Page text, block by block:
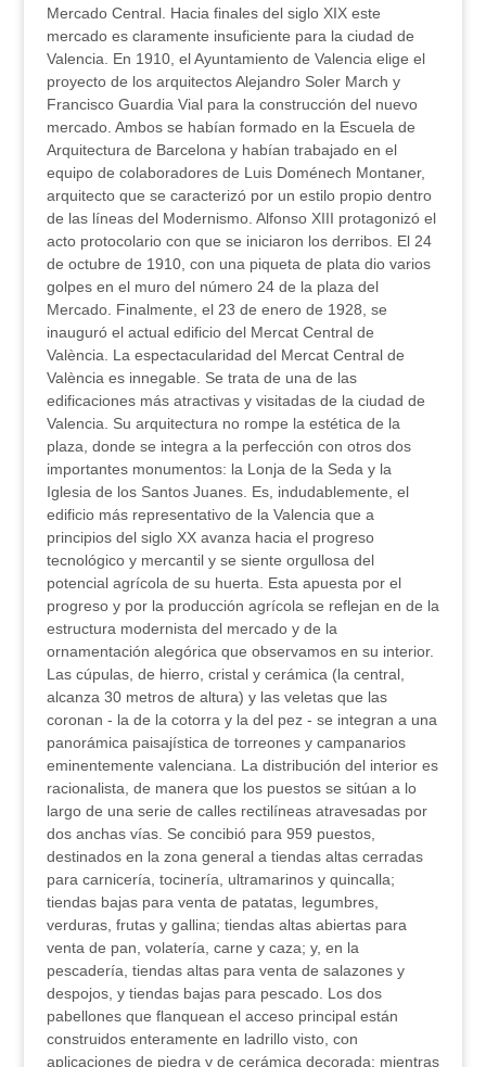
Mercado Central. Hacia finales del siglo XIX este
mercado es claramente insuficiente para la ciudad de
Valencia. En 1910, el Ayuntamiento de Valencia elige el
proyecto de los arquitectos Alejandro Soler March y
Francisco Guardia Vial para la construcción del nuevo
mercado. Ambos se habían formado en la Escuela de
Arquitectura de Barcelona y habían trabajado en el
equipo de colaboradores de Luis Doménech Montaner,
arquitecto que se caracterizó por un estilo propio dentro
de las líneas del Modernismo. Alfonso XIII protagonizó el
acto protocolario con que se iniciaron los derribos. El 24
de octubre de 1910, con una piqueta de plata dio varios
golpes en el muro del número 24 de la plaza del
Mercado. Finalmente, el 23 de enero de 1928, se
inauguró el actual edificio del Mercat Central de
València. La espectacularidad del Mercat Central de
València es innegable. Se trata de una de las
edificaciones más atractivas y visitadas de la ciudad de
Valencia. Su arquitectura no rompe la estética de la
plaza, donde se integra a la perfección con otros dos
importantes monumentos: la Lonja de la Seda y la
Iglesia de los Santos Juanes. Es, indudablemente, el
edificio más representativo de la Valencia que a
principios del siglo XX avanza hacia el progreso
tecnológico y mercantil y se siente orgullosa del
potencial agrícola de su huerta. Esta apuesta por el
progreso y por la producción agrícola se reflejan en de la
estructura modernista del mercado y de la
ornamentación alegórica que observamos en su interior.
Las cúpulas, de hierro, cristal y cerámica (la central,
alcanza 30 metros de altura) y las veletas que las
coronan - la de la cotorra y la del pez - se integran a una
panorámica paisajística de torreones y campanarios
eminentemente valenciana. La distribución del interior es
racionalista, de manera que los puestos se sitúan a lo
largo de una serie de calles rectilíneas atravesadas por
dos anchas vías. Se concibió para 959 puestos,
destinados en la zona general a tiendas altas cerradas
para carnicería, tocinería, ultramarinos y quincalla;
tiendas bajas para venta de patatas, legumbres,
verduras, frutas y gallina; tiendas altas abiertas para
venta de pan, volatería, carne y caza; y, en la
pescadería, tiendas altas para venta de salazones y
despojos, y tiendas bajas para pescado. Los dos
pabellones que flanquean el acceso principal están
construidos enteramente en ladrillo visto, con
aplicaciones de piedra y de cerámica decorada; mientras